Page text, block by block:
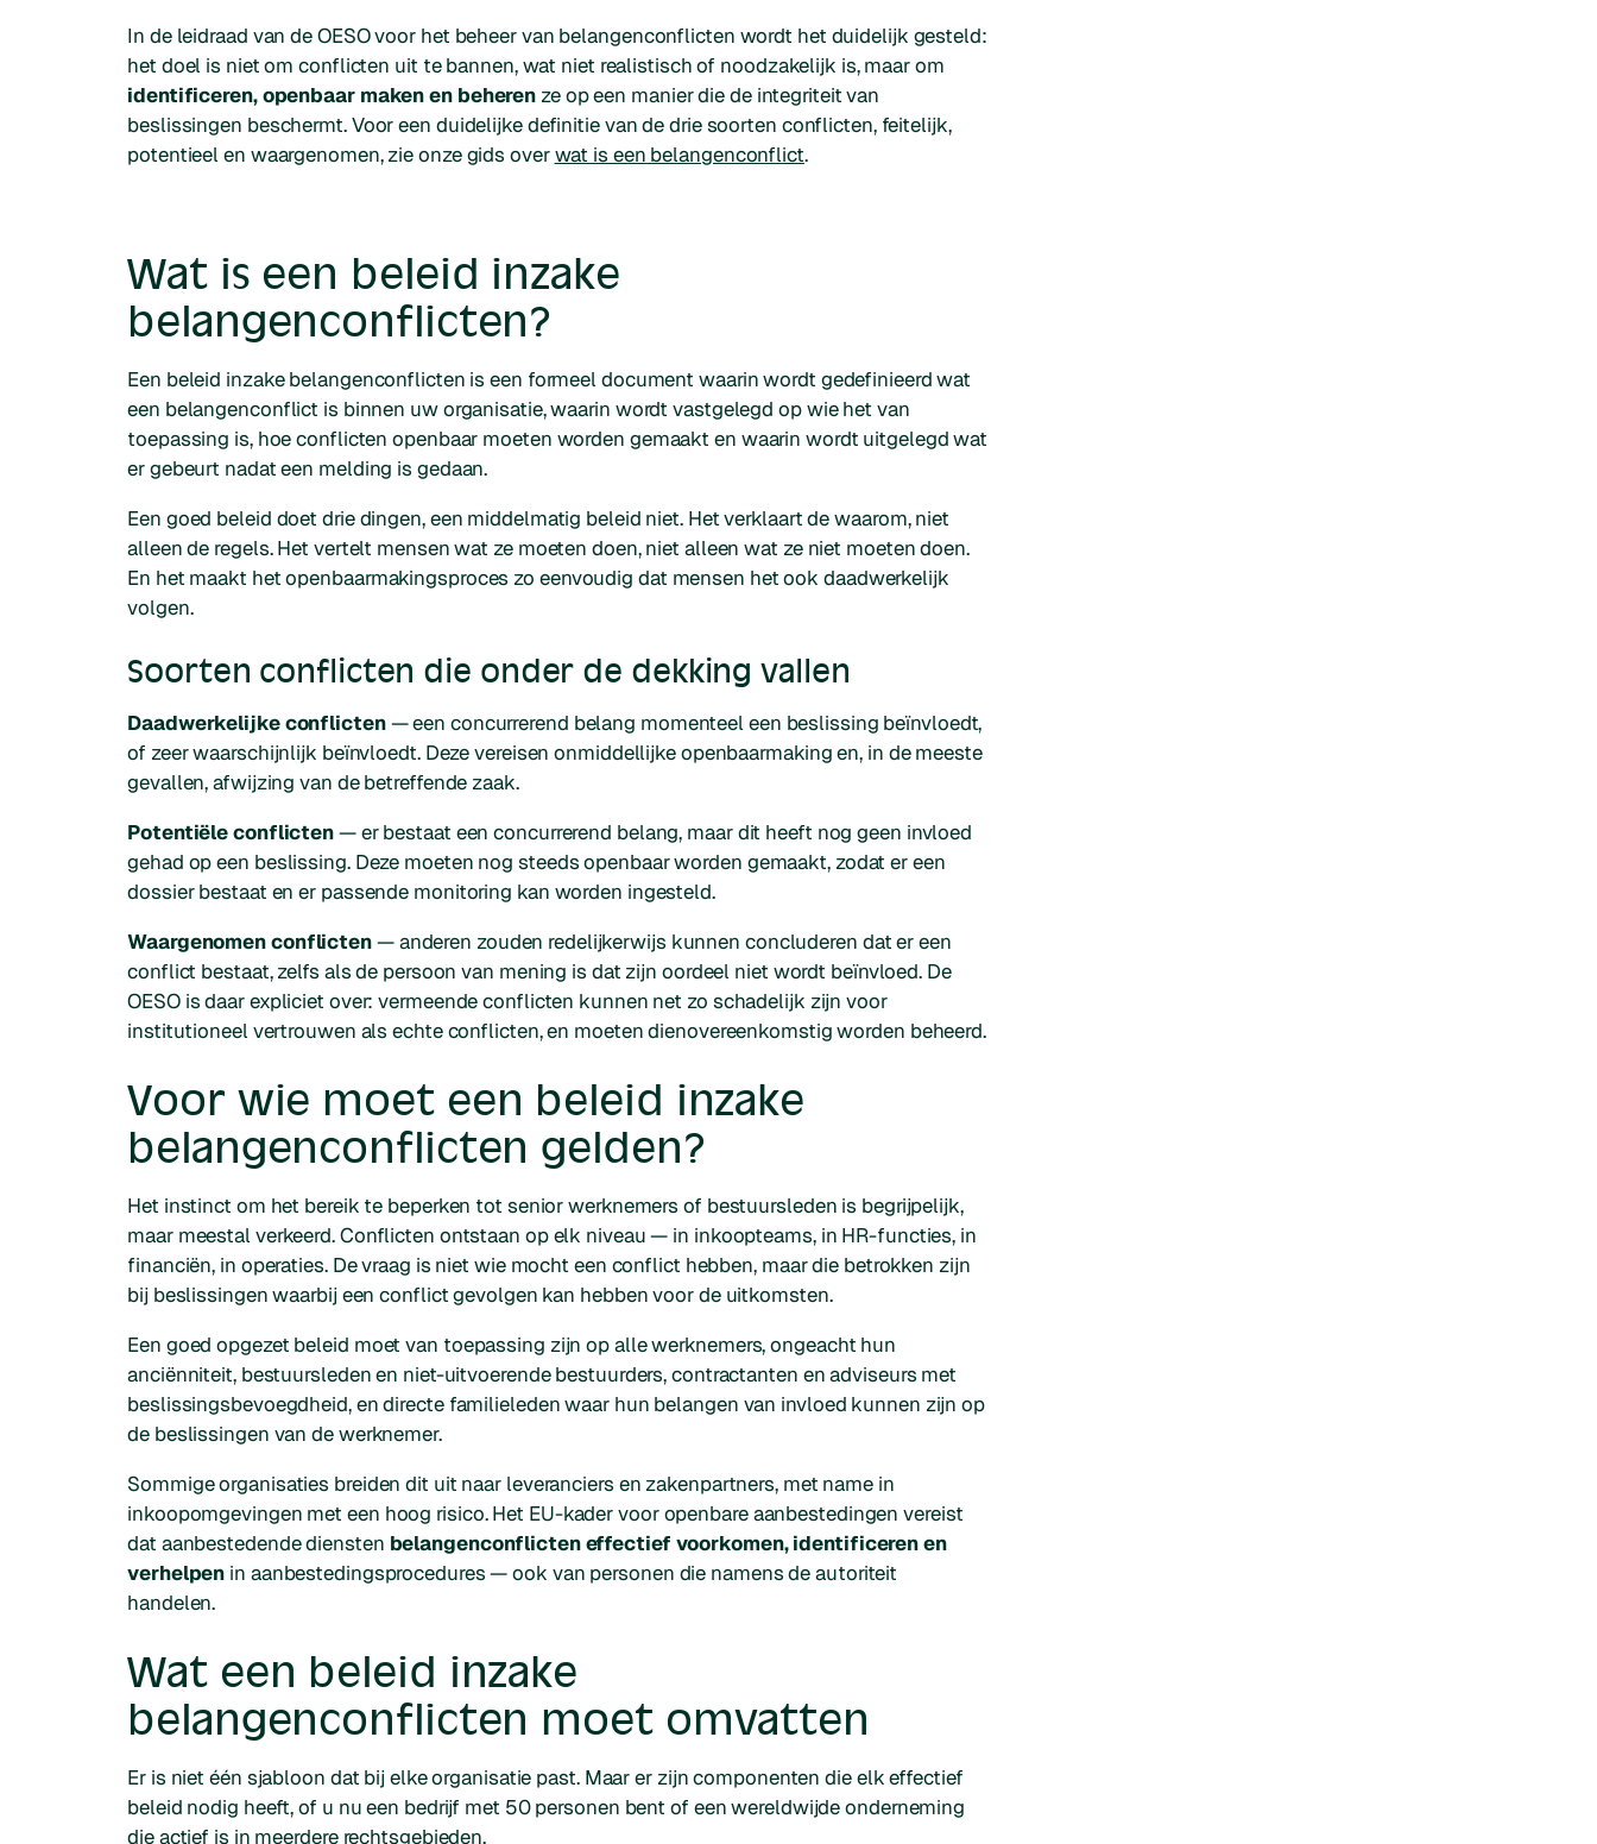
In de leidraad van de OESO voor het beheer van belangenconflicten wordt het duidelijk gesteld:
het doel is niet om conflicten uit te bannen, wat niet realistisch of noodzakelijk is, maar om
identificeren, openbaar maken en beheren ze op een manier die de integriteit van
beslissingen beschermt. Voor een duidelijke definitie van de drie soorten conflicten, feitelijk,
potentieel en waargenomen, zie onze gids overwat is een belangenconflict.
Wat is een beleid inzake
belangenconflicten?
Een beleid inzake belangenconflicten is een formeel document waarin wordt gedefinieerd wat
een belangenconflict is binnen uw organisatie, waarin wordt vastgelegd op wie het van
toepassing is, hoe conflicten openbaar moeten worden gemaakt en waarin wordt uitgelegd wat
er gebeurt nadat een melding is gedaan.
Een goed beleid doet drie dingen, een middelmatig beleid niet. Het verklaart dewaarom, niet
alleen de regels. Het vertelt mensen wat ze moeten doen, niet alleen wat ze niet moeten doen.
En het maakt het openbaarmakingsproces zo eenvoudig dat mensen het ook daadwerkelijk
volgen.
Soorten conflicten die onder de dekking vallen
Daadwerkelijke conflicten— een concurrerend belang momenteel een beslissing beïnvloedt,
of zeer waarschijnlijk beïnvloedt. Deze vereisen onmiddellijke openbaarmaking en, in de meeste
gevallen, afwijzing van de betreffende zaak.
Potentiële conflicten— er bestaat een concurrerend belang, maar dit heeft nog geen invloed
gehad op een beslissing. Deze moeten nog steeds openbaar worden gemaakt, zodat er een
dossier bestaat en er passende monitoring kan worden ingesteld.
Waargenomen conflicten— anderen zouden redelijkerwijs kunnen concluderen dat er een
conflict bestaat, zelfs als de persoon van mening is dat zijn oordeel niet wordt beïnvloed. De
OESO is daar expliciet over: vermeende conflicten kunnen net zo schadelijk zijn voor
institutioneel vertrouwen als echte conflicten, en moeten dienovereenkomstig worden beheerd.
Voor wie moet een beleid inzake
belangenconflicten gelden?
Het instinct om het bereik te beperken tot senior werknemers of bestuursleden is begrijpelijk,
maar meestal verkeerd. Conflicten ontstaan op elk niveau — in inkoopteams, in HR-functies, in
financiën, in operaties. De vraag is niet wie mocht een conflict hebben, maar die betrokken zijn
bij beslissingen waarbij een conflict gevolgen kan hebben voor de uitkomsten.
Een goed opgezet beleid moet van toepassing zijn op alle werknemers, ongeacht hun
anciënniteit, bestuursleden en niet-uitvoerende bestuurders, contractanten en adviseurs met
beslissingsbevoegdheid, en directe familieleden waar hun belangen van invloed kunnen zijn op
de beslissingen van de werknemer.
Sommige organisaties breiden dit uit naar leveranciers en zakenpartners, met name in
inkoopomgevingen met een hoog risico. Het EU-kader voor openbare aanbestedingen vereist
dat aanbestedende diensten belangenconflicten effectief voorkomen, identificeren en
verhelpen in aanbestedingsprocedures — ook van personen die namens de autoriteit
handelen.
Wat een beleid inzake
belangenconflicten moet omvatten
Er is niet één sjabloon dat bij elke organisatie past. Maar er zijn componenten die elk effectief
beleid nodig heeft, of u nu een bedrijf met 50 personen bent of een wereldwijde onderneming
die actief is in meerdere rechtsgebieden.